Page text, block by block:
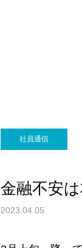
社員通信
金融不安
2023.04.05